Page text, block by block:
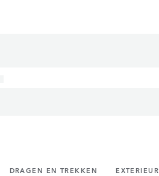
DRAGEN EN TREKKEN EXTERIEUR